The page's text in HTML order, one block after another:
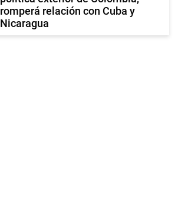
romperá relación con Cuba y
Nicaragua